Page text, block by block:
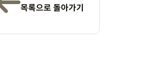
목록으로 돌아가기